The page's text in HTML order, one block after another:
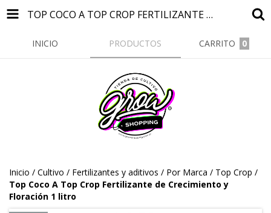
TOP COCO A TOP CROP FERTILIZANTE DE CRECIMIENTO Y FLORACIÓN 1 LITRO
INICIO PRODUCTOS CARRITO 0
Inicio / Cultivo / Fertilizantes y aditivos / Por Marca / Top Crop /
Top Coco A Top Crop Fertilizante de Crecimiento y
Floración 1 litro